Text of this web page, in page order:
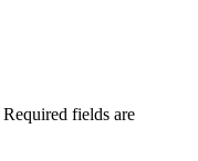
Required fields are